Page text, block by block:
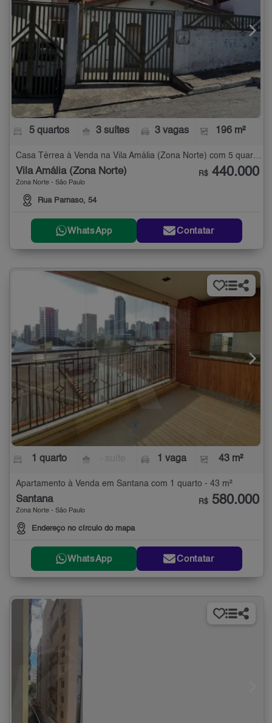
5 quartos 3 suítes 3 vagas 196 m²
Casa Térrea à Venda na Vila Amália (Zona Norte) com 5 quartos - 196 m²
Vila Amália (Zona Norte)
Zona Norte - São Paulo
Rua Parnaso, 54
R$ 440.000
WhatsApp Contatar
1 quarto 1 vaga 43 m²
Apartamento à Venda em Santana com 1 quarto - 43 m²
Santana
Zona Norte - São Paulo
Endereço no círculo do mapa
R$ 580.000
WhatsApp Contatar